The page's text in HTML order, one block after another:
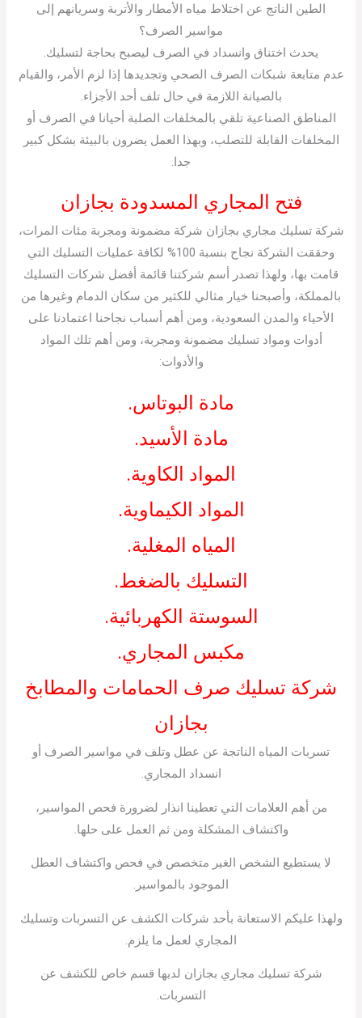
الطين الناتج عن اختلاط مياه الأمطار والأتربة وسريانهم إلى
مواسير الصرف؟
يحدث اختناق وانسداد في الصرف ليصبح بحاجة لتسليك.
عدم متابعة شبكات الصرف الصحي وتجديدها إذا لزم الأمر، والقيام
بالصيانة اللازمة في حال تلف أحد الأجزاء.
المناطق الصناعية تلقي بالمخلفات الصلبة أحيانا في الصرف أو
المخلفات القابلة للتصلب، وبهذا العمل يضرون بالبيئة بشكل كبير
جدا.
فتح المجاري المسدودة بجازان
شركة تسليك مجاري بجازان شركة مضمونة ومجربة مئات المرات،
وحققت الشركة نجاح بنسبة 100% لكافة عمليات التسليك التي
قامت بها، ولهذا تصدر أسم شركتنا قائمة أفضل شركات التسليك
بالمملكة، وأصبحنا خيار مثالي للكثير من سكان الدمام وغيرها من
الأحياء والمدن السعودية، ومن أهم أسباب نجاحنا اعتمادنا على
أدوات ومواد تسليك مضمونة ومجربة، ومن أهم تلك المواد
والأدوات:
مادة البوتاس.
مادة الأسيد.
المواد الكاوية.
المواد الكيماوية.
المياه المغلية.
التسليك بالضغط.
السوستة الكهربائية.
مكبس المجاري.
شركة تسليك صرف الحمامات والمطابخ
بجازان
تسربات المياه الناتجة عن عطل وتلف في مواسير الصرف أو
انسداد المجاري.
من أهم العلامات التي تعطينا انذار لضرورة فحص المواسير،
واكتشاف المشكلة ومن ثم العمل على حلها.
لا يستطيع الشخص الغير متخصص في فحص واكتشاف العطل
الموجود بالمواسير.
ولهذا عليكم الاستعانة بأحد شركات الكشف عن التسربات وتسليك
المجاري لعمل ما يلزم.
شركة تسليك مجاري بجازان لديها قسم خاص للكشف عن
التسربات.